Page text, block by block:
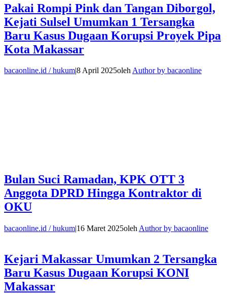
Pakai Rompi Pink dan Tangan Diborgol,
Kejati Sulsel Umumkan 1 Tersangka
Baru Kasus Dugaan Korupsi Proyek Pipa
Kota Makassar
bacaonline.id / hukum8 April 2025olehAuthor by bacaonline
Bulan Suci Ramadan, KPK OTT 3
Anggota DPRD Hingga Kontraktor di
OKU
bacaonline.id / hukum|16 Maret 2025oleh Author by bacaonline
Kejari Makassar Umumkan 2 Tersangka
Baru Kasus Dugaan Korupsi KONI
Makassar